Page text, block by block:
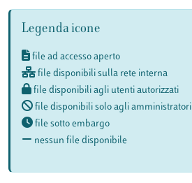
Legenda icone
file ad accesso aperto
file disponibili sulla rete interna
file disponibili agli utenti autorizzati
file disponibili solo agli amministratori
file sotto embargo
nessun file disponibile